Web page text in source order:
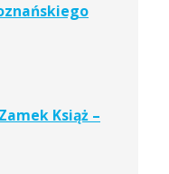
Książ –